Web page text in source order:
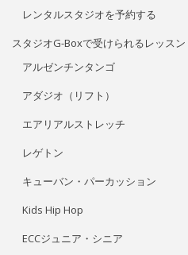
レンタルスタジオを予約する
スタジオG-Boxで受けられるレッスン
アルゼンチンタンゴ
アダジオ（リフト）
エアリアルストレッチ
レゲトン
キューバン・パーカッション
Kids Hip Hop
ECCジュニア・シニア